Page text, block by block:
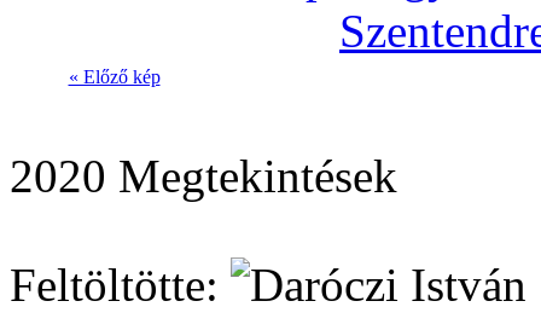
« Előző kép
2020 Megtekintések
Feltöltötte: